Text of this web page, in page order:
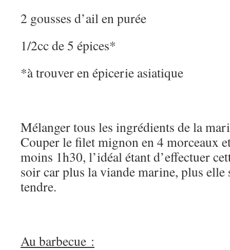
2 gousses d’ail en purée
1/2cc de 5 épices*
*à trouver en épicerie asiatique
Mélanger tous les ingrédients de la
Couper le filet mignon en 4 morceaux
moins 1h30, l’idéal étant d’effectuer
soir car plus la viande marine, plus elle
tendre.
Au barbecue :